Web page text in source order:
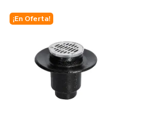
¡En Oferta!